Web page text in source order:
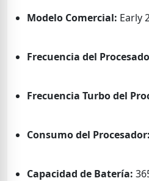
Modelo Comercial: Early
Frecuencia del
Frecuencia Turbo del
Consumo del Procesador:
Capacidad de Batería: